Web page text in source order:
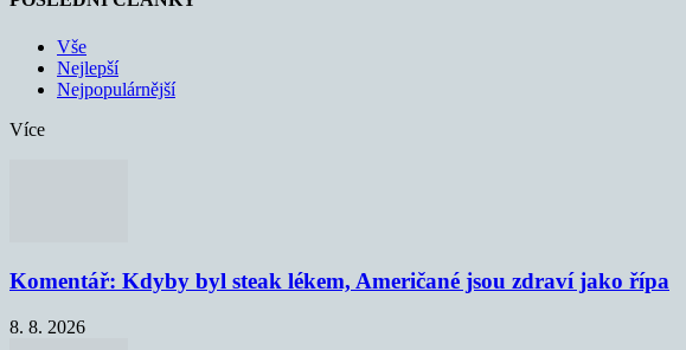
Vše
Nejlepší
Nejpopulárnější
Více
Komentář: Kdyby byl steak lékem, Američané jsou zdraví jako řípa
8. 8. 2026